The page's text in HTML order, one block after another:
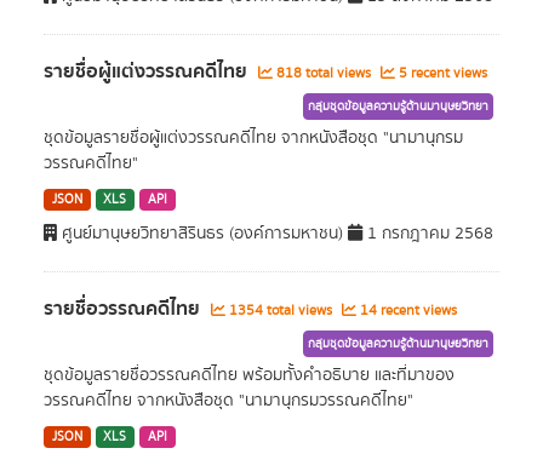
รายชื่อผู้แต่งวรรณคดีไทย 818 total views 5 recent views
กลุ่มชุดข้อมูลความรู้ด้านมานุษยวิทยา
ชุดข้อมูลรายชื่อผู้แต่งวรรณคดีไทย จากหนังสือชุด "นามานุกรม
วรรณคดีไทย"
JSON XLS API
ศูนย์มานุษยวิทยาสิรินธร (องค์การมหาชน) 1 กรกฎาคม 2568
รายชื่อวรรณคดีไทย 1354 total views 14 recent views
กลุ่มชุดข้อมูลความรู้ด้านมานุษยวิทยา
ชุดข้อมูลรายชื่อวรรณคดีไทย พร้อมทั้งคำอธิบาย และที่มาของ
วรรณคดีไทย จากหนังสือชุด "นามานุกรมวรรณคดีไทย"
JSON XLS API